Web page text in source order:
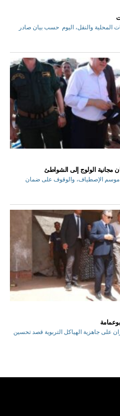
المحلية والنقل، اليوم حسب بيان صادر
مجانية الولوج إلى الشواطئ
موسم الإصطياف، والوقوف على ضمان
على جاهزية الهياكل التربوية قصد تحسين